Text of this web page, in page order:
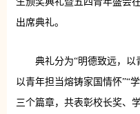
出席典礼。
典礼分为“明德致远，以
以青年担当熔铸家国情怀”“
三个篇章，共表彰校长奖、